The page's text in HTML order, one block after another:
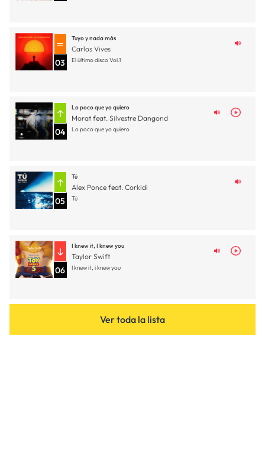
03
Tuyo y nada más
Carlos Vives
El último disco Vol.1
04
Lo poco que yo quiero
Morat feat. Silvestre Dangond
Lo poco que yo quiero
05
Tú
Alex Ponce feat. Corkidi
Tú
06
I knew it, I knew you
Taylor Swift
I knew it, i knew you
Ver toda la lista